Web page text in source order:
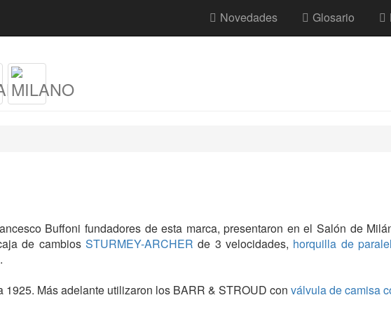
Novedades Glosario
Buffoni fundadores de esta marca, presentaron en el Salón de
de cambiosSTURMEY-ARCHER de 3 velocidades, horquilla de
1925. Más adelante utilizaron los BARR & STROUD conválvula de camisa